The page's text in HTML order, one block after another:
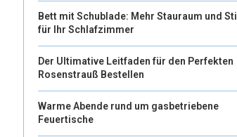
Bett mit Schublade: Mehr Stauraum und Stil
für Ihr Schlafzimmer
Der Ultimative Leitfaden für den Perfekten
Rosenstrauß Bestellen
Warme Abende rund um gasbetriebene
Feuertische